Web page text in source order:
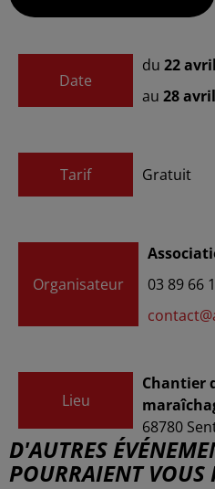
Date
du 22
au 28
Tarif Gratuit
Organisateur
03 89 66
Lieu
Chantier
68780
D'AUTRES
POURRAIENT VOUS